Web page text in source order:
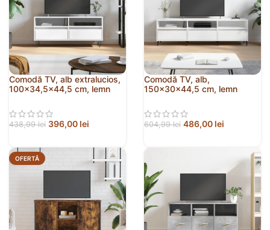
Comodă TV, alb extralucios,
100×34,5×44,5 cm, lemn
438,99lei 396,00 lei
Comodă TV, alb,
150x30x44,5 cm, lemn
604,99lei 486,00 lei
OFERTĂ